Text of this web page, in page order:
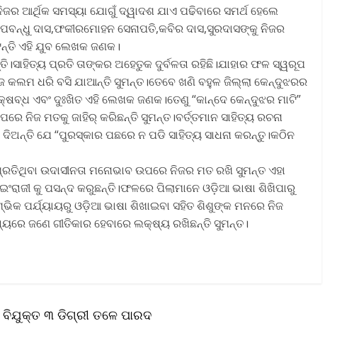
ଆର୍ଥିକ ସମସ୍ୟା ଯୋଗୁଁ ଦ୍ୱାଦଶ ଯାଏ ପଢିବାରେ ସମର୍ଥ ହେଲେ
ଦାସ,ଫକୀରମୋହନ ସେନାପତି,କବିର ଦାସ,ସୁରଦାସଙ୍କୁ ନିଜର
ଏହି ଯୁବ ଲେଖକ ଜଣକ।
ପ୍ରତି ତାଙ୍କର ଅହେତୁକ ଦୁର୍ବଳତା ରହିଛି।ଯାହାର ଫଳ ସ୍ୱରୂପ
କଲମ ଧରି ବସି ଯାଆନ୍ତି ସୁମନ୍ତ।ତେବେ ଖଣି ବହୁଳ ଜିଲ୍ଲା କେନ୍ଦୁଝରର
ଏବଂ ଦୁଃଖିତ ଏହି ଲେଖକ ଜଣକ।ତେଣୁ “କାନ୍ଦେ କେନ୍ଦୁଝର ମାଟି”
ନିଜ ମତକୁ ଜାହିର୍ କରିଛନ୍ତି ସୁମନ୍ତ।ବର୍ତ୍ତମାନ ସାହିତ୍ୟ ରଚନା
ଯେ “ପୁରସ୍କାର ପଛରେ ନ ପଡି ସାହିତ୍ୟ ସାଧନା କରନ୍ତୁ।କଠିନ
ଉଦାସୀନତା ମନୋଭାବ ଉପରେ ନିଜର ମତ ରଖି ସୁମନ୍ତ ଏହା
କୁ ପସନ୍ଦ କରୁଛନ୍ତି।ଫଳରେ ପିଲାମାନେ ଓଡ଼ିଆ ଭାଷା ଶିଖିପାରୁ
ପର୍ଯ୍ୟାୟରୁ ଓଡ଼ିଆ ଭାଷା ଶିଖାଇବା ସହିତ ଶିଶୁଙ୍କ ମନରେ ନିଜ
ଜଣେ ଗୀତିକାର ହେବାରେ ଲକ୍ଷ୍ୟ ରଖିଛନ୍ତି ସୁମନ୍ତ।
୩ ଡିଗ୍ରୀ ତଳେ ପାରଦ